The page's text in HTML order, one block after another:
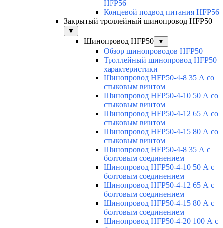
HFP56
Концевой подвод питания HFP56
Закрытый троллейный шинопровод HFP50
▼
Шинопровод HFP50 ▼
Обзор шинопроводов HFP50
Троллейный шинопровод HFP50
характеристики
Шинопровод HFP50-4-8 35 А со
стыковым винтом
Шинопровод HFP50-4-10 50 А со
стыковым винтом
Шинопровод HFP50-4-12 65 А со
стыковым винтом
Шинопровод HFP50-4-15 80 А со
стыковым винтом
Шинопровод HFP50-4-8 35 А с
болтовым соединением
Шинопровод HFP50-4-10 50 А с
болтовым соединением
Шинопровод HFP50-4-12 65 А с
болтовым соединением
Шинопровод HFP50-4-15 80 А с
болтовым соединением
Шинопровод HFP50-4-20 100 А с